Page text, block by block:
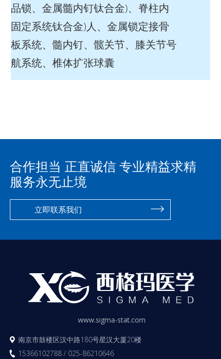
品锁、金属髓内钉钛合金)、脊柱内
固定系统钛合金)人、金属锁定接骨
板系统、髓内钉、髋关节、膝关节号
航系统、椎体扩张球囊
合作担当 正直诚信 专业精益求精
服务永无止境
立即联系我们
www.sigma-stat.com
南京市鼓楼区汉中路180号星汉大厦20楼
15366102788 / 025-86210646